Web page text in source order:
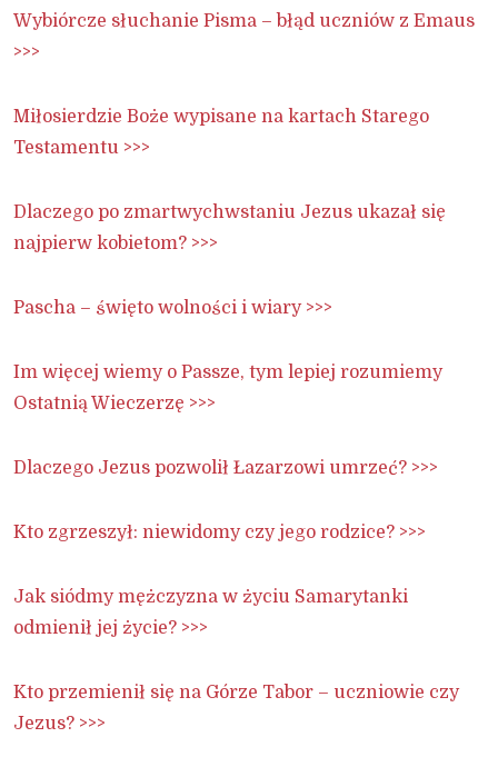
Wybiórcze słuchanie Pisma – błąd uczniów z Emaus
>>>
Miłosierdzie Boże wypisane na kartach Starego
Testamentu >>>
Dlaczego po zmartwychwstaniu Jezus ukazał się
najpierw kobietom? >>>
Pascha – święto wolności i wiary >>>
Im więcej wiemy o Passze, tym lepiej rozumiemy
Ostatnią Wieczerzę >>>
Dlaczego Jezus pozwolił Łazarzowi umrzeć? >>>
Kto zgrzeszył: niewidomy czy jego rodzice? >>>
Jak siódmy mężczyzna w życiu Samarytanki
odmienił jej życie? >>>
Kto przemienił się na Górze Tabor – uczniowie czy
Jezus? >>>